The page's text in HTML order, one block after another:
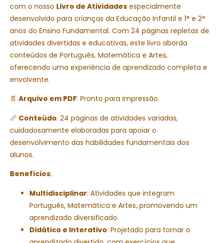
com o nosso Livro de Atividades especialmente
desenvolvido para crianças da Educação Infantil e 1° e 2°
anos do Ensino Fundamental. Com 24 páginas repletas de
atividades divertidas e educativas, este livro aborda
conteúdos de Português, Matemática e Artes,
oferecendo uma experiência de aprendizado completa e
envolvente.
📄 Arquivo em PDF: Pronto para impressão.
📏 Conteúdo: 24 páginas de atividades variadas,
cuidadosamente elaboradas para apoiar o
desenvolvimento das habilidades fundamentais dos
alunos.
Benefícios:
Multidisciplinar: Atividades que integram
Português, Matemática e Artes, promovendo um
aprendizado diversificado.
Didático e Interativo: Projetado para tornar o